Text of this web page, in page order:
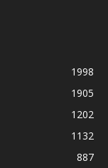
1998
1905
1202
1132
887